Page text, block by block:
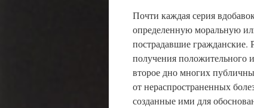
Почти каждая серия
определенную моральную
пострадавшие гражданские.
получения положительного
второе дно многих
от нераспространенных
созданные ими для